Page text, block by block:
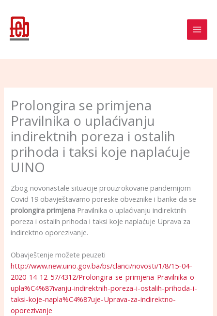
content
Prolongira se primjena
Pravilnika o uplaćivanju
indirektnih poreza i ostalih
prihoda i taksi koje naplaćuje
UINO
Zbog novonastale situacije prouzrokovane pandemijom
Covid 19 obavještavamo poreske obveznike i banke da se
prolongira primjena Pravilnika o uplaćivanju indirektnih
poreza i ostalih prihoda i taksi koje naplaćuje Uprava za
indirektno oporezivanje.
Obavještenje možete peuzeti
http://www.new.uino.gov.ba/bs/clanci/novosti/1/8/15-04-
2020-14-12-57/4312/Prolongira-se-primjena-Pravilnika-o-
upla%C4%87ivanju-indirektnih-poreza-i-ostalih-prihoda-i-
taksi-koje-napla%C4%87uje-Uprava-za-indirektno-
oporezivanje